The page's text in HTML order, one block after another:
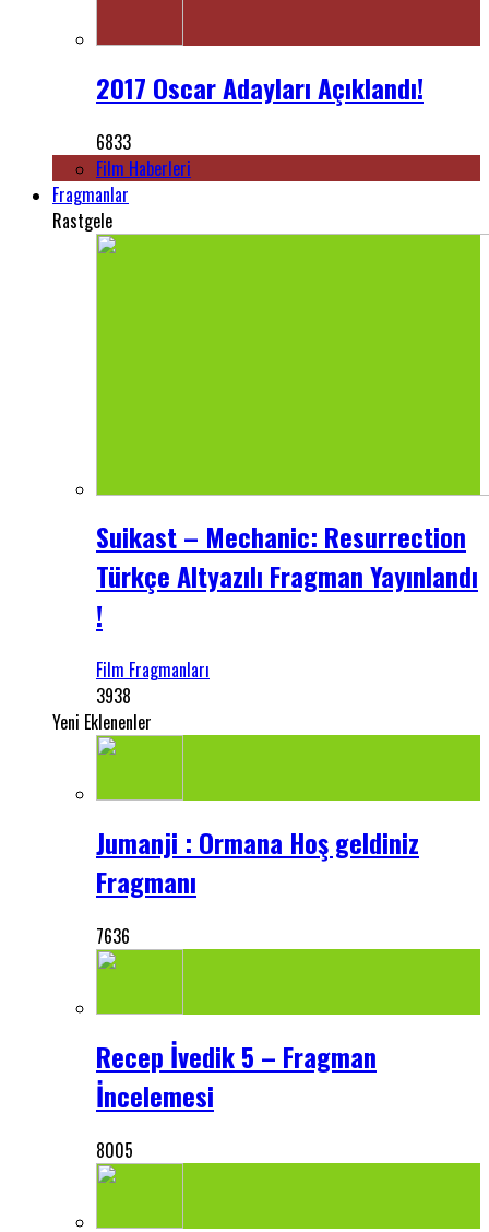
2017 Oscar Adayları Açıklandı!
6833
Film Haberleri
Fragmanlar
Rastgele
Suikast – Mechanic: Resurrection
Türkçe Altyazılı Fragman Yayınlandı
!
Film Fragmanları
3938
Yeni Eklenenler
Jumanji : Ormana Hoş geldiniz
Fragmanı
7636
Recep İvedik 5 – Fragman
İncelemesi
8005